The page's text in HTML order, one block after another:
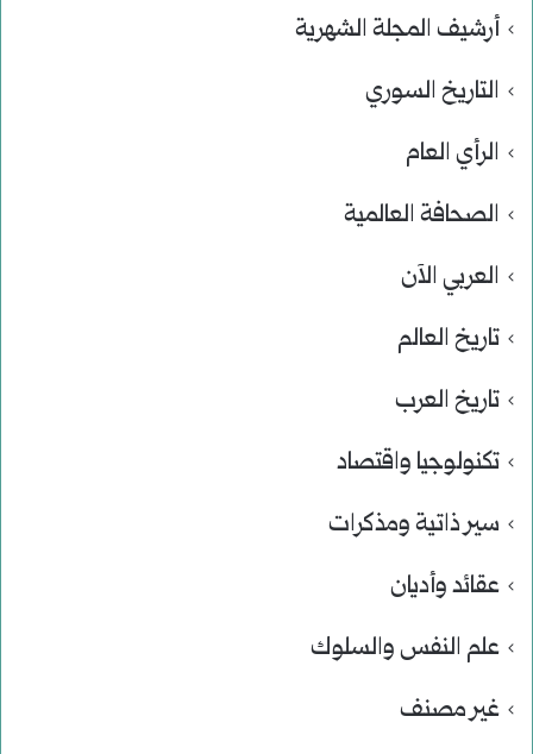
أرشيف المجلة الشهرية
التاريخ السوري
الرأي العام
الصحافة العالمية
العربي الآن
تاريخ العالم
تاريخ العرب
تكنولوجيا واقتصاد
سير ذاتية ومذكرات
عقائد وأديان
علم النفس والسلوك
غير مصنف